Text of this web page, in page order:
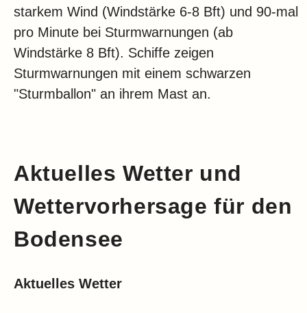
starkem Wind (Windstärke 6-8 Bft) und 90-mal
pro Minute bei Sturmwarnungen (ab
Windstärke 8 Bft). Schiffe zeigen
Sturmwarnungen mit einem schwarzen
"Sturmballon" an ihrem Mast an.
Aktuelles Wetter und
Wettervorhersage für den
Bodensee
Aktuelles Wetter